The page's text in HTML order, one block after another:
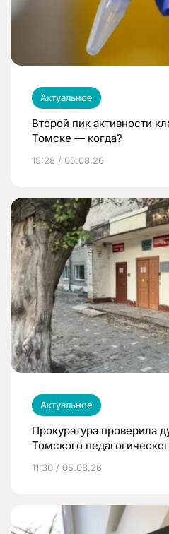
Актуальное
Второй пик активности
Томске — когда?
15:28 / 05.08.26
Актуальное
Прокуратура проверила
Томского
11:30 / 05.08.26